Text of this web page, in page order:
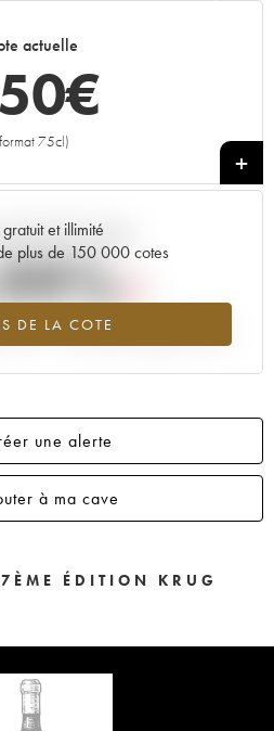
actuelle
€
75cl)
+
et illimité
plus de 150 000 cotes
DE LA COTE
actuelle de la cote
---- en 2026 par rapport à 2025
une alerte
à ma cave
ÉDITION KRUG